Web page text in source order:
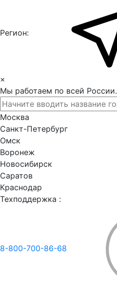
Регион:
×
Мы работаем по всей России.
Москва
Санкт-Петербург
Омск
Воронеж
Новосибирск
Саратов
Краснодар
Техподдержка :
8-800-700-86-68